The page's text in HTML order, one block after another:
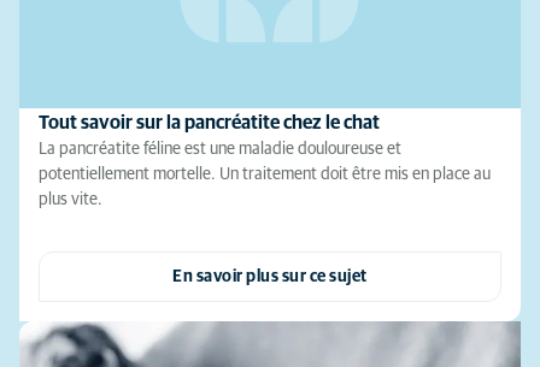
Tout savoir sur la pancréatite chez le chat
La pancréatite féline est une maladie douloureuse et
potentiellement mortelle. Un traitement doit être mis en place au
plus vite.
En savoir plus sur ce sujet